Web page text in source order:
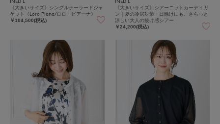
《大きいサイズ》シングルテーラードジャ
ケット《Loro Piana/ロロ・ピアーナ》
￥104,500(税込)
《大きいサイズ》シアーニットカーディガ
ン｜夏の冷房対策・日除けにも、さらっと
涼しい大人の抜け感シアー
￥24,200(税込)